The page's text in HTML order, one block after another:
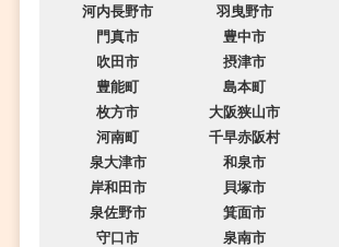
河内長野市
羽曳野市
門真市
豊中市
吹田市
摂津市
豊能町
島本町
枚方市
大阪狭山市
河南町
千早赤阪村
泉大津市
和泉市
岸和田市
貝塚市
泉佐野市
箕面市
守口市
泉南市